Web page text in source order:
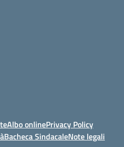
Albo onlinePrivacy Policy
Bacheca SindacaleNote legali